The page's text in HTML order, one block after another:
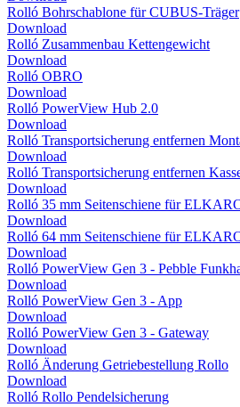
Rolló Bohrschablone für CUBUS-Träger
Download
Rolló Zusammenbau Kettengewicht
Download
Rolló OBRO
Download
Rolló PowerView Hub 2.0
Download
Rolló Transportsicherung entfernen
Download
Rolló Transportsicherung entfernen
Download
Rolló 35 mm Seitenschiene für
Download
Rolló 64 mm Seitenschiene für
Download
Rolló PowerView Gen 3 - Pebble
Download
Rolló PowerView Gen 3 - App
Download
Rolló PowerView Gen 3 - Gateway
Download
Rolló Änderung Getriebestellung Rollo
Download
Rolló Rollo Pendelsicherung